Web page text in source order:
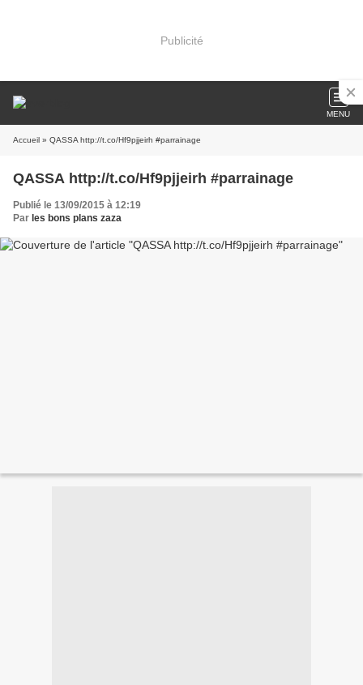
Publicité
MENU
Accueil » QASSA http://t.co/Hf9pjjeirh #parrainage
QASSA http://t.co/Hf9pjjeirh #parrainage
Publié le 13/09/2015 à 12:19
Par les bons plans zaza